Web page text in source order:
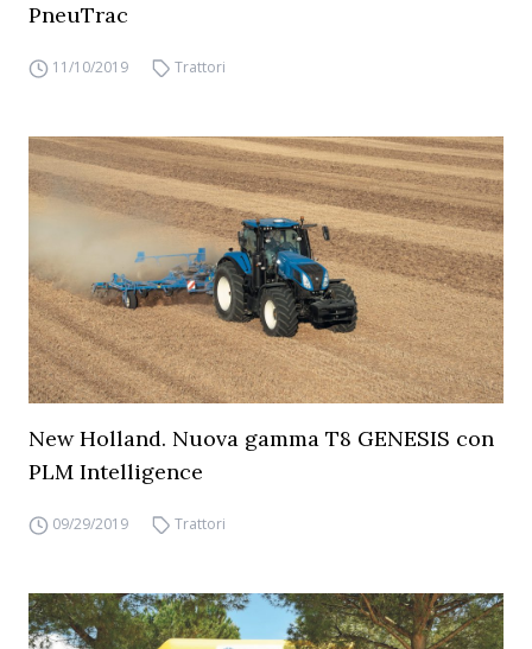
PneuTrac
11/10/2019 Trattori
New Holland. Nuova gamma T8 GENESIS con
PLM Intelligence
09/29/2019 Trattori